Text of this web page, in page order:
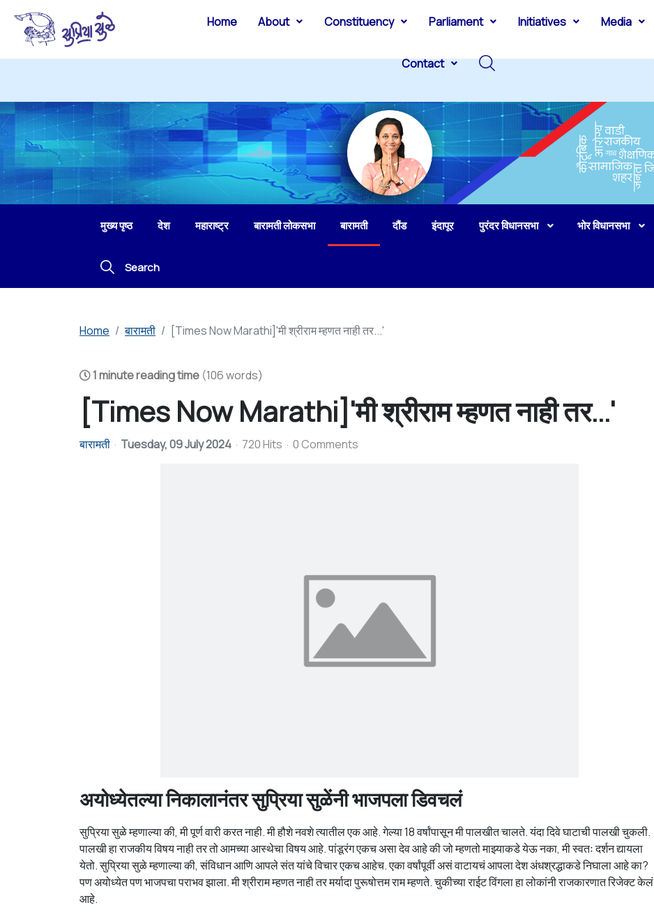
Home About Constituency Parliament Initiatives Media
Contact
मुख्य पृष्ठ देश महाराष्ट्र बारामती लोकसभा बारामती दौंड इंदापूर पुरंदर विधानसभा भोर विधानसभा
Search
Home बारामती [Times Now Marathi]'मी श्रीराम म्हणत नाही तर...'
1 minute reading time (106 words)
[Times Now Marathi]'मी श्रीराम म्हणत नाही तर...'
बारामती Tuesday, 09 July 2024 720 Hits 0 Comments
अयोध्येतल्या निकालानंतर सुप्रिया सुळेंनी भाजपला डिवचलं
सुप्रिया सुळे म्हणाल्या की, मी पूर्ण वारी करत नाही. मी हौशे नवशे त्यातील एक आहे. गेल्या 18 वर्षांपासून मी पालखीत चालते. यंदा दिवे घाटाची पालखी चुकली.
पालखी हा राजकीय विषय नाही तर तो आमच्या आस्थेचा विषय आहे. पांडूरंग एकच असा देव आहे की जो म्हणतो माझ्याकडे येऊ नका, मी स्वतः दर्शन द्यायला
येतो. सुप्रिया सुळे म्हणाल्या की, संविधान आणि आपले संत यांचे विचार एकच आहेच. एका वर्षांपूर्वी असं वाटायचं आपला देश अंधश्रद्धाकडे निघाला आहे का?
पण अयोध्येत पण भाजपचा पराभव झाला. मी श्रीराम म्हणत नाही तर मर्यादा पुरूषोत्तम राम म्हणते. चुकीच्या राईट विंगला हा लोकांनी राजकारणात रिजेक्ट केलं
आहे.